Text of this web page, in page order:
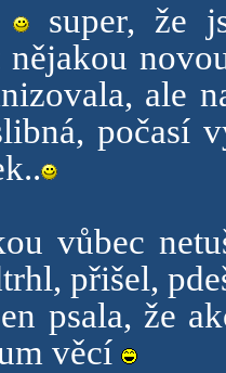
super, že
nějakou
ale
počasí
vůbec
přišel,
psala, že
věcí